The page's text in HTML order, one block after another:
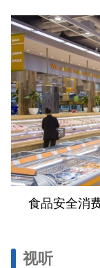
食品安全消
视听